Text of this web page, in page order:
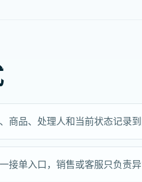
商品、处理人和当前状态记录
接单入口，销售或客服只负责异